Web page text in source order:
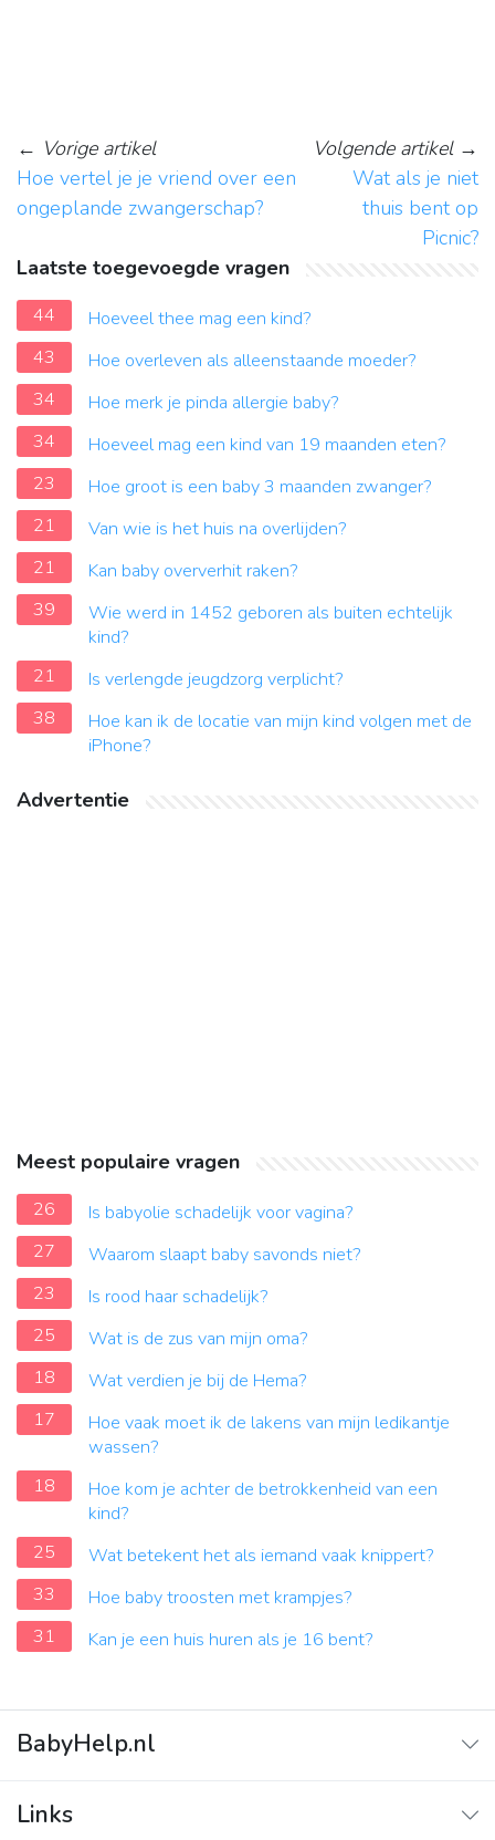
← Vorige artikel
Hoe vertel je je vriend over een
ongeplande zwangerschap?
Volgende artikel→
Wat als je niet
thuis bent op
Picnic?
Laatste toegevoegde vragen
44
Hoeveel thee mag een kind?
43
Hoe overleven als alleenstaande moeder?
34
Hoe merk je pinda allergie baby?
34
Hoeveel mag een kind van 19 maanden eten?
23
Hoe groot is een baby 3 maanden zwanger?
21
Van wie is het huis na overlijden?
21
Kan baby oververhit raken?
39
Wie werd in 1452 geboren als buiten echtelijk
kind?
21
Is verlengde jeugdzorg verplicht?
38
Hoe kan ik de locatie van mijn kind volgen met de
iPhone?
Advertentie
Meest populaire vragen
26
Is babyolie schadelijk voor vagina?
27
Waarom slaapt baby savonds niet?
23
Is rood haar schadelijk?
25
Wat is de zus van mijn oma?
18
Wat verdien je bij de Hema?
17
Hoe vaak moet ik de lakens van mijn ledikantje
wassen?
18
Hoe kom je achter de betrokkenheid van een
kind?
25
Wat betekent het als iemand vaak knippert?
33
Hoe baby troosten met krampjes?
31
Kan je een huis huren als je 16 bent?
BabyHelp.nl
Vraag & Antwoord
Links